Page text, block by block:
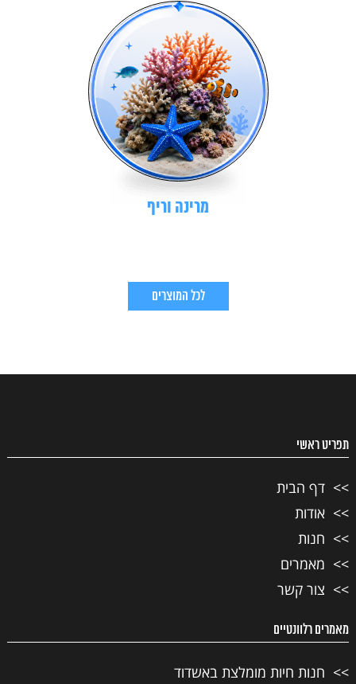
מרינה וריף
לכל המוצרים
תפריט ראשי
דף הבית
אודות
חנות
מאמרים
צור קשר
מאמרים רלוונטיים
חנות חיות מומלצת באשדוד